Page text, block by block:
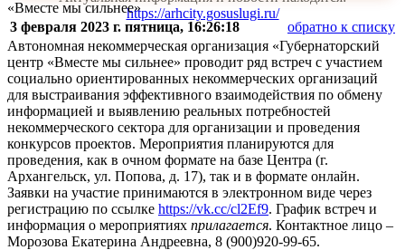
https://arhcity.gosuslugi.ru/
«Вместе мы сильнее»
3 февраля 2023 г. пятница, 16:26:18
обратно к списку
Автономная некоммерческая организация «Губернаторский
центр «Вместе мы сильнее» проводит ряд встреч с участием
социально ориентированных некоммерческих организаций
для выстраивания эффективного взаимодействия по обмену
информацией и выявлению реальных потребностей
некоммерческого сектора для организации и проведения
конкурсов проектов. Мероприятия планируются для
проведения, как в очном формате на базе Центра (г.
Архангельск, ул. Попова, д. 17), так и в формате онлайн.
Заявки на участие принимаются в электронном виде через
регистрацию по ссылке https://vk.cc/cl2Ef9. График встреч и
информация о мероприятиях прилагается. Контактное лицо –
Морозова Екатерина Андреевна, 8 (900)920-99-65.